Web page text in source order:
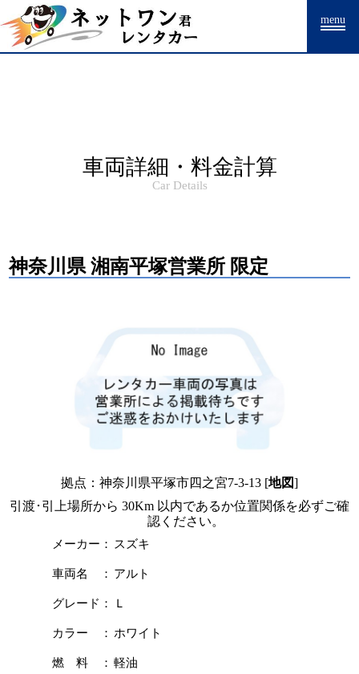
Warning: Undefined array key "HTTP_ACCEPT_LANGUAGE" in
/home/drpnw/netwankun.com/public_html/include/access_log.phpon
line15
menu
車両詳細・料金計算
Car Details
神奈川県 湘南平塚営業所 限定
拠点：神奈川県平塚市四之宮7-3-13 [地図]
引渡･引上場所から 30Km 以内であるか位置関係を必ずご確
認ください。
メーカー： スズキ
車両名 ： アルト
グレード： Ｌ
カラー ： ホワイト
燃 料 ： 軽油